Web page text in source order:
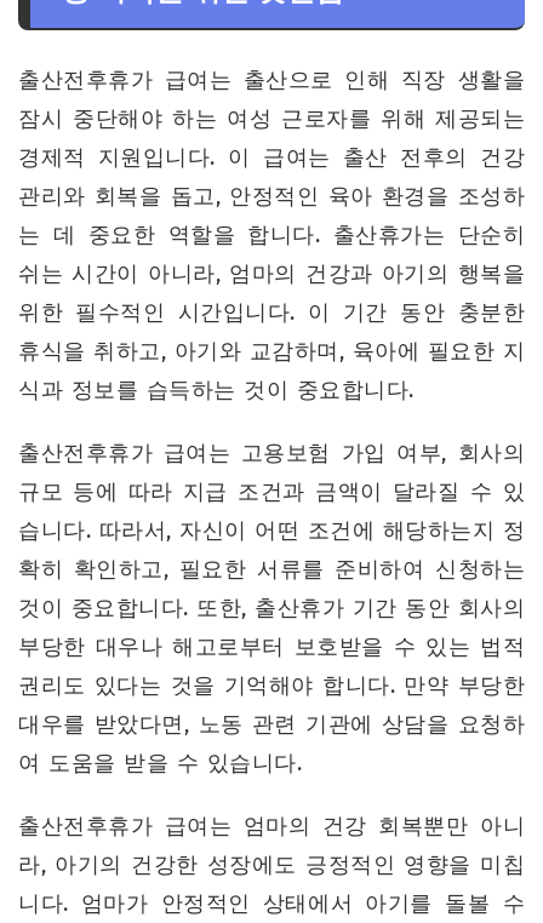
출산전후휴가 급여는 출산으로 인해 직장 생활을
잠시 중단해야 하는 여성 근로자를 위해 제공되는
경제적 지원입니다. 이 급여는 출산 전후의 건강
관리와 회복을 돕고, 안정적인 육아 환경을 조성하
는 데 중요한 역할을 합니다. 출산휴가는 단순히
쉬는 시간이 아니라, 엄마의 건강과 아기의 행복을
위한 필수적인 시간입니다. 이 기간 동안 충분한
휴식을 취하고, 아기와 교감하며, 육아에 필요한 지
식과 정보를 습득하는 것이 중요합니다.
출산전후휴가 급여는 고용보험 가입 여부, 회사의
규모 등에 따라 지급 조건과 금액이 달라질 수 있
습니다. 따라서, 자신이 어떤 조건에 해당하는지 정
확히 확인하고, 필요한 서류를 준비하여 신청하는
것이 중요합니다. 또한, 출산휴가 기간 동안 회사의
부당한 대우나 해고로부터 보호받을 수 있는 법적
권리도 있다는 것을 기억해야 합니다. 만약 부당한
대우를 받았다면, 노동 관련 기관에 상담을 요청하
여 도움을 받을 수 있습니다.
출산전후휴가 급여는 엄마의 건강 회복뿐만 아니
라, 아기의 건강한 성장에도 긍정적인 영향을 미칩
니다. 엄마가 안정적인 상태에서 아기를 돌볼 수